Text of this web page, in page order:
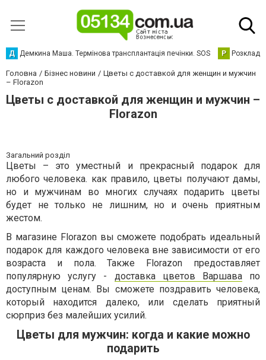
Д Демкина Маша. Термінова трансплантація печінки. SOS Р Розклад
Головна Бізнес новини
Цветы с доставкой для женщин и мужчин
– Florazon
Цветы с доставкой для женщин и мужчин –
Florazon
Загальний розділ
Цветы – это уместный и прекрасный подарок для
любого человека. как правило, цветы получают дамы,
но и мужчинам во многих случаях подарить цветы
будет не только не лишним, но и очень приятным
жестом.
В магазине Florazon вы сможете подобрать идеальный
подарок для каждого человека вне зависимости от его
возраста и пола. Также Florazon предоставляет
популярную услугу - доставка цветов Варшавапо
доступным ценам. Вы сможете поздравить человека,
который находится далеко, или сделать приятный
сюрприз без малейших усилий.
Цветы для мужчин: когда и какие можно
подарить